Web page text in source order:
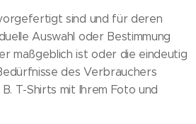
sind und für deren
Auswahl oder Bestimmung
maßgeblich ist oder die eindeutig
des Verbrauchers
T-Shirts mit Ihrem Foto und